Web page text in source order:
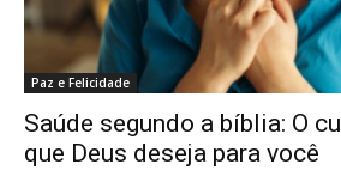
Paz e Felicidade
Saúde segundo a bíblia: O
que Deus deseja para você